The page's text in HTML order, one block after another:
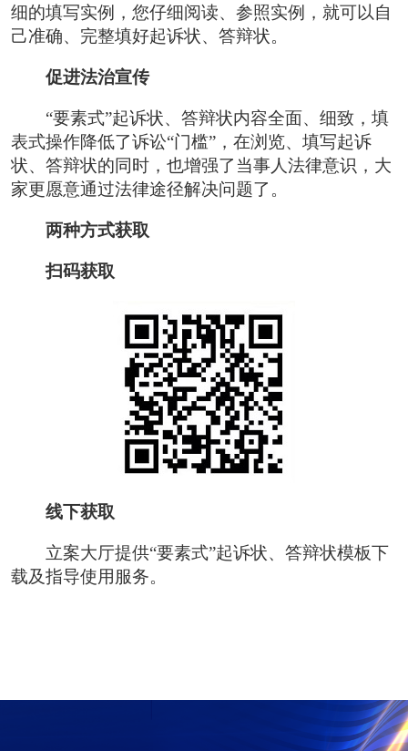
细的填写实例，您仔细阅读、参照实例，就可以自
己准确、完整填好起诉状、答辩状。
促进法治宣传
“要素式”起诉状、答辩状内容全面、细致，填
表式操作降低了诉讼“门槛”，在浏览、填写起诉
状、答辩状的同时，也增强了当事人法律意识，大
家更愿意通过法律途径解决问题了。
两种方式获取
扫码获取
线下获取
立案大厅提供“要素式”起诉状、答辩状模板下
载及指导使用服务。